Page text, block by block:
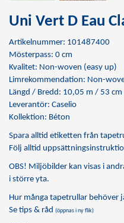
Uni Vert D Eau
Artikelnummer: 101487400
Mösterpass: 0 cm
Kvalitet: Non-woven (easy up)
Limrekommendation: Non-
Längd / Bredd: 10,05 m / 53 cm
Leverantör: Caselio
Kollektion: Béton
Spara alltid etiketten från
Följ alltid
OBS! Miljöbilder kan visas i
i större yta.
Hur många tapetrullar behöver
Se tips & råd (öppnas i ny flik)